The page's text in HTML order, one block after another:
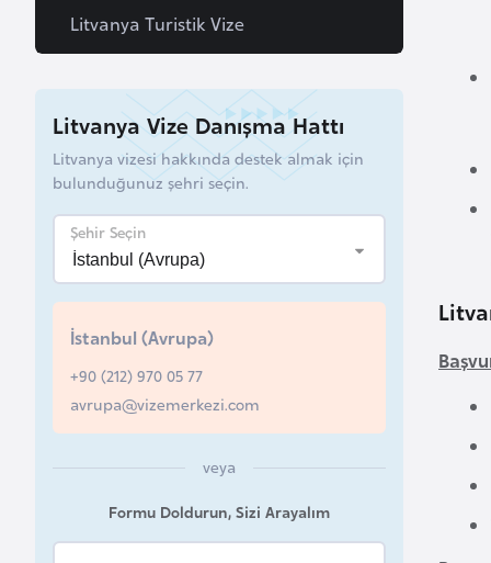
Litvanya Turistik Vize
Litvanya Vize Danışma Hattı
Litvanya vizesi hakkında destek almak için
bulunduğunuz şehri seçin.
Şehir Seçin
İstanbul (Avrupa)
+90 (212) 970 05 77
avrupa@vizemerkezi.com
veya
Formu Doldurun, Sizi Arayalım
e
l
a
r
u
s
B
e
l
ç
a